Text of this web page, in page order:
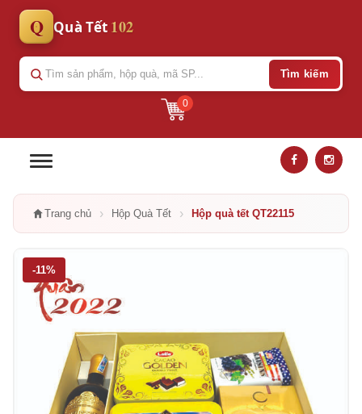
Q Quà Tết 102
0
Tìm kiếm
Trang chủ › Hộp Quà Tết › Hộp quà tết QT22115
-11%